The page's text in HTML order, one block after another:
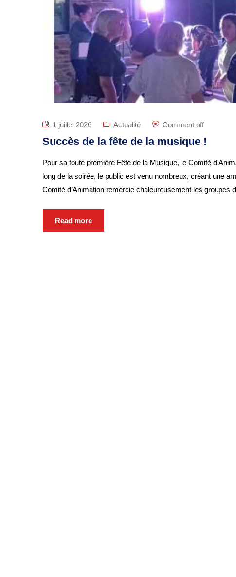
1 juillet 2026 Actualité Comment off
Succès de la fête de la musique !
Pour sa toute première Fête de la Musique, le Comité
long de la soirée, le public est venu nombreux, créant une
Comité d’Animation remercie chaleureusement les
Read more